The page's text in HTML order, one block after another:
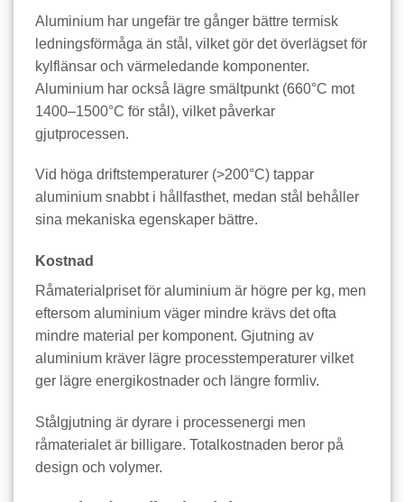
Aluminium har ungefär tre gånger bättre termisk
ledningsförmåga än stål, vilket gör det överlägset för
kylflänsar och värmeledande komponenter.
Aluminium har också lägre smältpunkt (660°C mot
1400–1500°C för stål), vilket påverkar
gjutprocessen.
Vid höga driftstemperaturer (>200°C) tappar
aluminium snabbt i hållfasthet, medan stål behåller
sina mekaniska egenskaper bättre.
Kostnad
Råmaterialpriset för aluminium är högre per kg, men
eftersom aluminium väger mindre krävs det ofta
mindre material per komponent. Gjutning av
aluminium kräver lägre processtemperaturer vilket
ger lägre energikostnader och längre formliv.
Stålgjutning är dyrare i processenergi men
råmaterialet är billigare. Totalkostnaden beror på
design och volymer.